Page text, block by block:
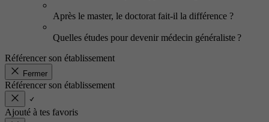
Après le master, le doctorat fait-il la différence ?
Quelles études pour devenir médecin généraliste ?
Référencer son établissement
Fermer
Référencer son établissement
Ajouté à tes favoris